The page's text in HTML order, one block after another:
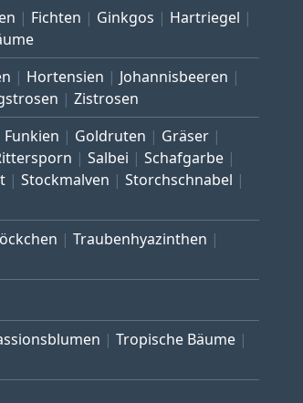
Fichten Ginkgos
Hartriegel
Hortensien
Johannisbeeren
Zistrosen
Funkien Goldruten
Gräser
Salbei
Schafgarbe
Stockmalven
Storchschnabel
Traubenhyazinthen
Tropische Bäume